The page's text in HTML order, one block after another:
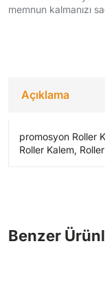
memnun kalmanızı
Açıklama
promosyon Roller
Roller Kalem,